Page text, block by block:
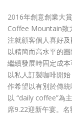
2016年創意創業大
Coffee Mountain致
注就顧客個人喜好
以精簡而高水平的
繼續發展時固定成
以私人訂製咖啡開
作希望以有別於傳
以 “daily coffee”為
席9.22迎新午宴。